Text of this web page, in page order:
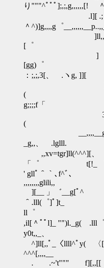
り"""^ﾟﾟﾟ
.l][ .;
＾^)]g,,,,g゜__,,,,,,__p..,,_
]ll,,
[゜ .＼](ﾟ
]
：;,;,3[、 .ヽg, ]][
( )[
g;;;;f「
(
_g,,、 .lglll.
「゜ t[!_
' gllﾟ＾｀､f^ﾞ､
][__ 」゛__g[ﾟ^
＾
ll゜
,il[＾ﾟﾟl]_ "")l._g( .lll゜
y0t,,_
^]ll[,,ﾟ_〈llll^ﾟy( 〈[
^^^[,,,,__
. .~'t""" f][,,[[ ゜